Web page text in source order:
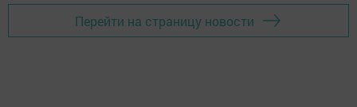
Перейти на страницу новости